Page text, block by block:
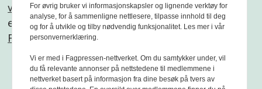
varsom-plakatenogRedaktørplakaten. Fagbladet
er medlem av
Fagpressen
For øvrig bruker vi informasjonskapsler og lignende verktøy for
analyse, for å sammenligne nettlesere, tilpasse innhold til deg
og for å utvikle og tilby nødvendig funksjonalitet. Les mer i vår
personvernerklæring.
Vi er med i Fagpressen-nettverket. Om du samtykker under, vil
du få relevante annonser på nettstedene til medlemmene i
nettverket basert på informasjon fra dine besøk på tvers av